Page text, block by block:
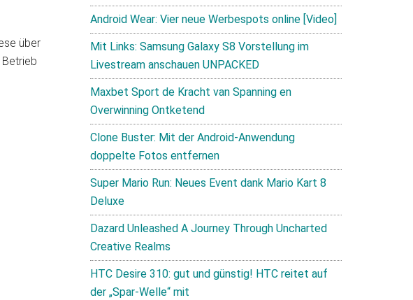
über
Android Wear: Vier neue Werbespots online [Video]
Mit Links: Samsung Galaxy S8 Vorstellung im
Livestream anschauen UNPACKED
Maxbet Sport de Kracht van Spanning en
Overwinning Ontketend
Clone Buster: Mit der Android-Anwendung
doppelte Fotos entfernen
Super Mario Run: Neues Event dank Mario Kart 8
Deluxe
Dazard Unleashed A Journey Through Uncharted
Creative Realms
HTC Desire 310: gut und günstig! HTC reitet auf
der „Spar-Welle“ mit